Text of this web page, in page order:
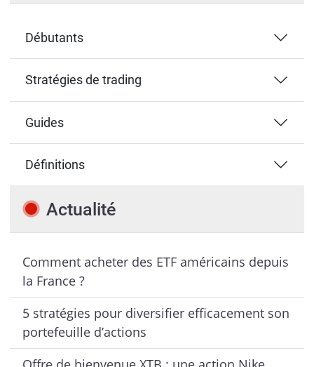
Débutants
Stratégies de trading
Guides
Définitions
Actualité
Comment acheter des ETF américains depuis
la France ?
5 stratégies pour diversifier efficacement son
portefeuille d’actions